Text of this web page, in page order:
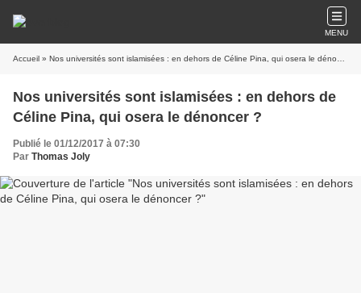
MENU
Accueil » Nos universités sont islamisées : en dehors de Céline Pina, qui osera le dénoncer ?
Nos universités sont islamisées : en dehors de
Céline Pina, qui osera le dénoncer ?
Publié le 01/12/2017 à 07:30
Par Thomas Joly